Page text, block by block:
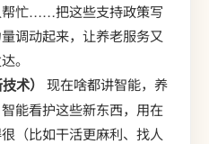
帮忙……把这些支持政策写
调动起来，让养老服务又
。
术）
现在啥都讲智能，养
能看护这些新东西，用在
（比如干活更麻利、找人